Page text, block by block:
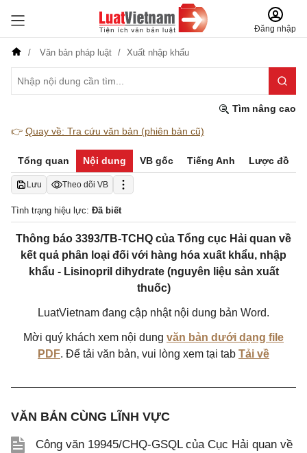
Đăng nhập
Văn bản pháp luật Xuất nhập khẩu
Tìm nâng cao
👉 Quay về: Tra cứu văn bản (phiên bản cũ)
Tổng quan Nội dung VB gốc Tiếng Anh Lược đồ
Lưu Theo dõi VB
Tình trạng hiệu lực: Đã biết
Thông báo 3393/TB-TCHQ của Tổng cục Hải quan về
kết quả phân loại đối với hàng hóa xuất khẩu, nhập
khẩu - Lisinopril dihydrate (nguyên liệu sản xuất
thuốc)
LuatVietnam đang cập nhật nội dung bản Word.
Mời quý khách xem nội dung văn bản dưới dạng file
PDF. Để tải văn bản, vui lòng xem tại tab Tải về
VĂN BẢN CÙNG LĨNH VỰC
Công văn 19945/CHQ-GSQL của Cục Hải quan về